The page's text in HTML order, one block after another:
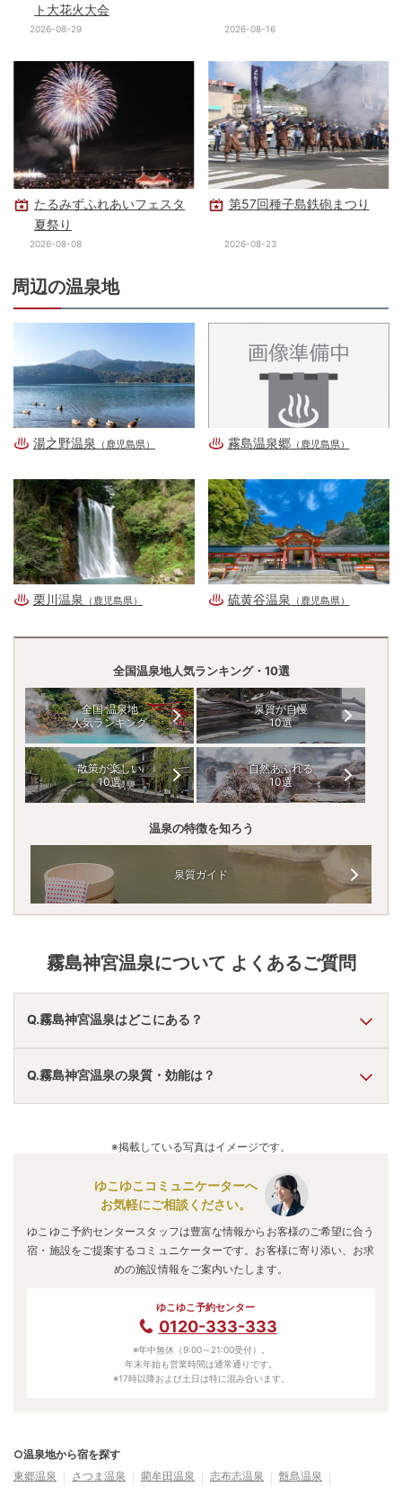
ト大花火大会
2026-08-29 2026-08-16
たるみずふれあいフェスタ
夏祭り
2026-08-08
第57回種子島鉄砲まつり
2026-08-23
周辺の温泉地
湯之野温泉 （鹿児島県） 霧島温泉郷（鹿児島県）
栗川温泉 （鹿児島県） 硫黄谷温泉 （鹿児島県）
全国温泉地人気ランキング・10選
全国 温泉地
人気ランキング
泉質が自慢
10選
散策が楽しい
10選
自然あふれる
10選
温泉の特徴を知ろう
泉質ガイド
霧島神宮温泉について よくあるご質問
Q.霧島神宮温泉はどこにある？
A. 霧島神宮温泉 は、鹿児島県霧島市
車でお越しの方は、高原ICから車で約30分。
電車でお越しの方は、霧島神宮駅からバスで約13分。
Q.霧島神宮温泉の泉質・効能は？
チ、筋肉痛、疲労などと言われています。
※掲載している写真はイメージです。
ゆこゆこコミュニケーターへ
お気軽にご相談ください。
ゆこゆこ予約センタースタッフは豊富な情報からお客様のご希望に合う
宿・施設をご提案するコミュニケーターです。お客様に寄り添い、お求
めの施設情報をご案内いたします。
ゆこゆこ予約センター
0120-333-333
※年中無休（9:00～21:00受付）。
年末年始も営業時間は通常通りです。
※17時以降および土日は特に混み合います。
○温泉地から宿を探す
東郷温泉
さつま温泉 藺牟田温泉 志布志温泉 甑島温泉